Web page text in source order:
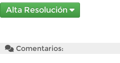
Alta Resolución
Comentarios: